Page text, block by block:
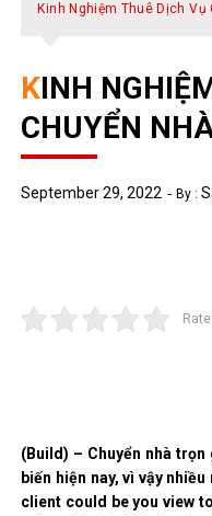
Kinh Nghiệm Thuê Dịch Vụ
KINH NGHIỆM THUÊ DỊCH VỤ
CHUYỂN
September 29, 2022 By :
(Build) – Chuyển nhà
biến hiện nay, vì vậy
client could be you view